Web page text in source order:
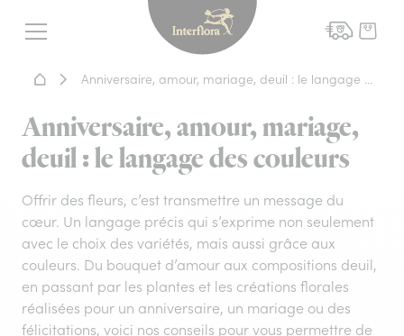
Menu
Interflora - livraison
Accueil - Livraison fleurs
Anniversaire, amour, mariage,
deuil : le langage des couleurs
Offrir des fleurs, c’est transmettre un message du
cœur. Un langage précis qui s’exprime non seulement
avec le choix des variétés, mais aussi grâce aux
couleurs. Du bouquet d’amour aux compositions deuil,
en passant par les plantes et les créations florales
réalisées pour un anniversaire, un mariage ou des
félicitations, voici nos conseils pour vous permettre de